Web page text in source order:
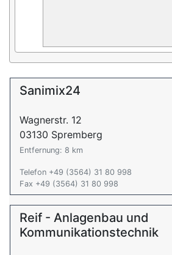
Sanimix24
Wagnerstr. 12
03130 Spremberg
Entfernung: 8 km
Telefon +49 (3564) 31 80 998
Fax +49 (3564) 31 80 998
Reif - Anlagenbau und
Kommunikationstechnik